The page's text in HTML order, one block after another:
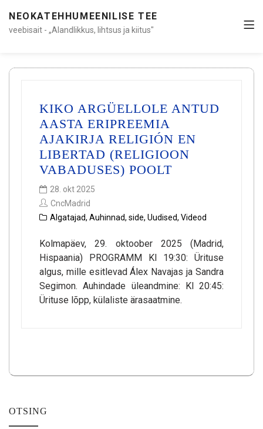
NEOKATEHHUMEENILISE TEE
veebisait - „Alandlikkus, lihtsus ja kiitus"
KIKO ARGÜELLOLE ANTUD
AASTA ERIPREEMIA
AJAKIRJA RELIGIÓN EN
LIBERTAD (RELIGIOON
VABADUSES) POOLT
28. okt 2025
CncMadrid
Algatajad, Auhinnad, side, Uudised, Videod
Kolmapäev, 29. oktoober 2025 (Madrid,
Hispaania) PROGRAMM Kl 19:30: Ürituse
algus, mille esitlevad Álex Navajas ja Sandra
Segimon. Auhindade üleandmine: Kl 20:45:
Ürituse lõpp, külaliste ärasaatmine.
OTSING